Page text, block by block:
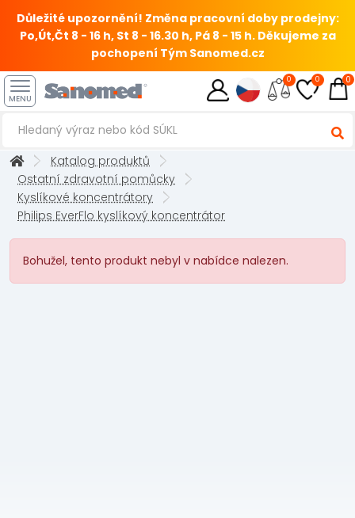
Důležité upozornění! Změna pracovní doby prodejny:
Po,Út,Čt 8 - 16 h, St 8 - 16.30 h, Pá 8 - 15 h. Děkujeme za
pochopení Tým Sanomed.cz
MENU
0 0 0
Katalog produktů
Ostatní zdravotní pomůcky
Kyslíkové koncentrátory
Philips EverFlo kyslíkový koncentrátor
Bohužel, tento produkt nebyl v nabídce nalezen.